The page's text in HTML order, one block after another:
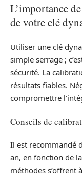
L’importance
de votre clé
Utiliser une clé
simple serrage ;
sécurité. La
résultats fiables.
compromettre
Conseils de
Il est recommandé
an, en fonction de
méthodes s’offrent